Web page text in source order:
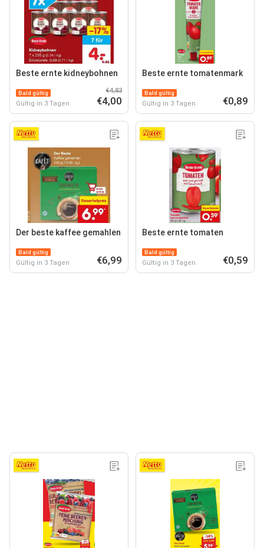
Beste ernte kidneybohnen
Bald gültig
Gültig in 3 Tagen
€4,83
€4,00
Beste ernte tomatenmark
Bald gültig
Gültig in 3 Tagen €0,89
Der beste kaffee gemahlen
Bald gültig
Gültig in 3 Tagen €6,99
Beste ernte tomaten
Bald gültig
Gültig in 3 Tagen €0,59